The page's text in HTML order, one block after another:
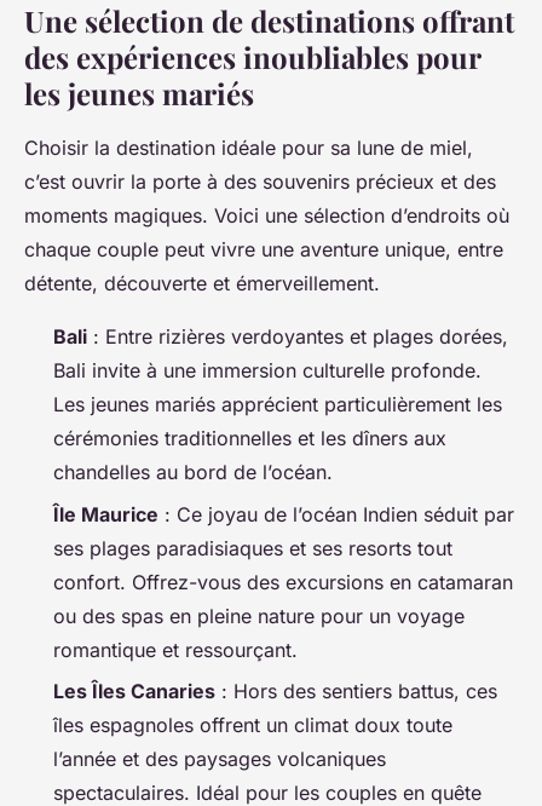
Une sélection de destinations offrant
des expériences inoubliables pour
les jeunes mariés
Choisir la destination idéale pour sa lune de miel,
c’est ouvrir la porte à des souvenirs précieux et des
moments magiques. Voici une sélection d’endroits où
chaque couple peut vivre une aventure unique, entre
détente, découverte et émerveillement.
Bali : Entre rizières verdoyantes et plages dorées,
Bali invite à une immersion culturelle profonde.
Les jeunes mariés apprécient particulièrement les
cérémonies traditionnelles et les dîners aux
chandelles au bord de l’océan.
Île Maurice : Ce joyau de l’océan Indien séduit par
ses plages paradisiaques et ses resorts tout
confort. Offrez-vous des excursions en catamaran
ou des spas en pleine nature pour un voyage
romantique et ressourçant.
Les Îles Canaries : Hors des sentiers battus, ces
îles espagnoles offrent un climat doux toute
l’année et des paysages volcaniques
spectaculaires. Idéal pour les couples en quête